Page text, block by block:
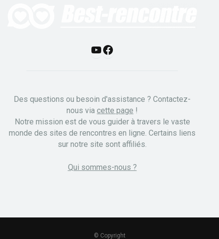
Y
T
u
b
F
e
b
o
k
Des questions ou besoin d'assistance ? Contactez-
nous via cette page !
Notre mission est de vous guider à travers le vaste
monde des sites de rencontres en ligne. Certains liens
sur notre site sont affiliés.
Qui sommes-nous ?
© Copyright